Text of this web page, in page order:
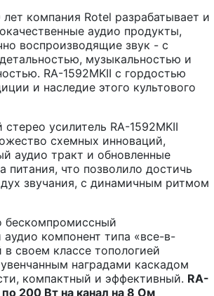
компания Rotel разрабатывает и
аудио продукты,
воспроизводящие звук - с
музыкальностью и
RA-1592MKII с гордостью
и наследие этого культового
усилитель RA-1592MKII
схемных инноваций,
аудио тракт и обновленные
питания, что позволило достичь
звучания, с динамичным ритмом
бескомпромиссный
аудио компонент типа «все-в-
своем классе топологией
наградами каскадом
компактный и эффективный. RA-
200 Вт на канал на 8 Ом